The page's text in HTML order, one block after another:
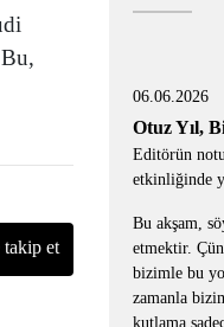
takip et
06.06.2026
Otuz Yıl,
Editörün
etkinliğinde
Bu akşam,
etmektir.
bizimle bu
zamanla
kutlama